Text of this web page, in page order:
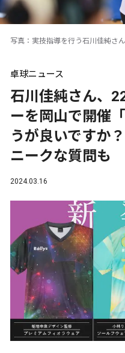
写真：実技指導を行う石川佳純さ
卓球ニュース
石川佳純さん、
ーを岡山で開催
うが良いですか
ニークな質問も
2024.03.16